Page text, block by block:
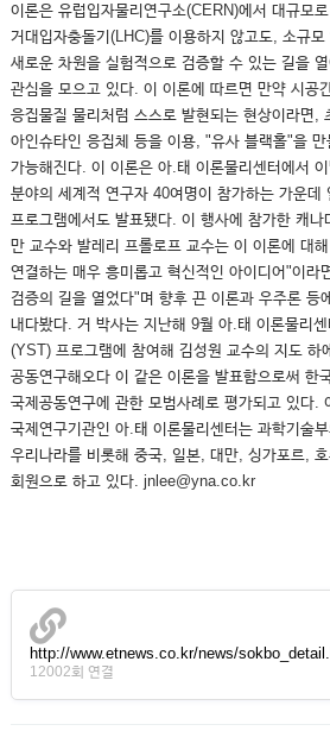
이론은 유럽입자물리연구소(CERN)에서 대규모
거대입자충돌기(LHC)를 이용하지 않고도, 소규
새로운 차원을 실험적으로 검증할 수 있는 길을
관심을 모으고 있다. 이 이론에 따르면 만약 시공
응집물질 물리처럼 스스로 발현되는 현상이라면,
아인슈타인 응집체 등을 이용, "유사 블랙홀"을 만
가능해진다. 이 이론은 아.태 이론물리센터에서
분야의 세계적 연구자 40여명이 참가하는 가운데
프로그램에서도 발표됐다. 이 행사에 참가한 캐
만 교수와 발레리 프롤로프 교수는 이 이론에 대
연결하는 매우 흥미롭고 혁신적인 아이디어"이라
검증의 길을 열었다"며 향후 끈 이론과 우주론 등
내다봤다. 거 박사는 지난해 9월 아.태 이론물리
(YST) 프로그램에 참여해 김성원 교수의 지도 하
공동연구해오다 이 같은 이론을 발표함으로써 한
국제공동연구에 관한 모범사례로 평가되고 있다.
국제연구기관인 아.태 이론물리센터는 과학기술
우리나라를 비롯해 중국, 일본, 대만, 싱가포르,
회원으로 하고 있다. jnlee@yna.co.kr
http://www.etnews.co.kr/news/
12002회 연결